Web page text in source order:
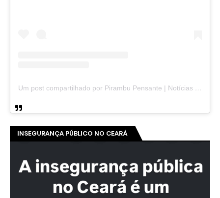
Um post compartilhado por Pirambu Pensante | Notícias & Entretenimento (@pirambupensante)
INSEGURANÇA PÚBLICO NO CEARÁ